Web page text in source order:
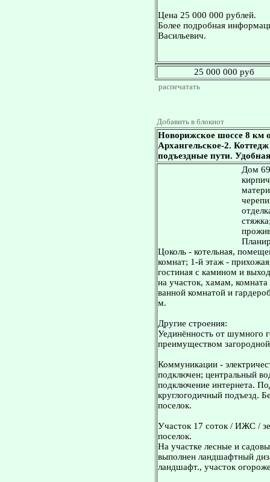
Цена 25 000 000 рублей.
Более подробная
Васильевич.
25 000 000 руб
распечатать
Добавить в блокнот
Новорижское шоссе 8 км
Архангельское-2.
подъездные пути.
Дом
Цоколь - котельная,
комнат; 1-й этаж -
гостиная с камином и
на участок, хамам,
ванной комнатой и
м.
Другие строения:
Уединённость от шумного
преимуществом
Коммуникации -
подключен; центральный
подключение интернета.
круглогодичный подъезд.
поселок.
Участок 17 соток / ИЖС /
поселок.
На участке лесные и
выполнен ландшафтный
ландшафт., участок